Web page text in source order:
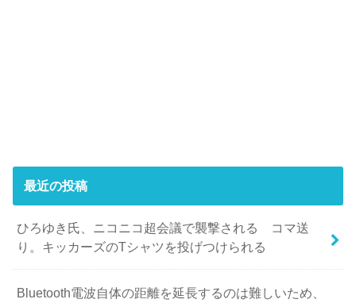
最近の投稿
ひろゆき氏、ニコニコ超会議で襲撃される コマ送
り。キッカーズのTシャツを投げつけられる
Bluetooth電波自体の距離を延長するのは難しいため、